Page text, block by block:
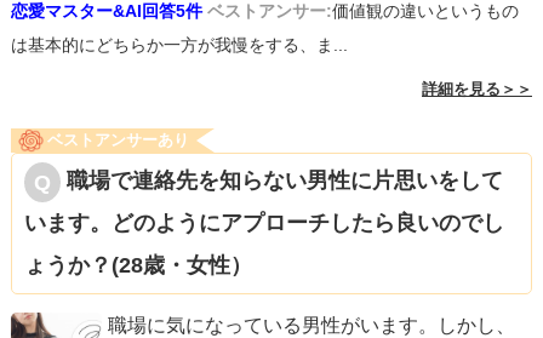
恋愛マスター&AI回答5件 ベストアンサー:価値観の違いというもの
は基本的にどちらか一方が我慢をする、ま...
詳細を見る＞＞
ベストアンサーあり
職場で連絡先を知らない男性に片思いをして
います。どのようにアプローチしたら良いのでし
ょうか？(28歳・女性）
職場に気になっている男性がいます。しかし、